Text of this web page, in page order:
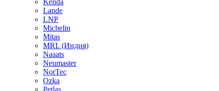
Kenda
Lande
LNP
Michelin
Mitas
MRL (Индия)
Naaats
Neumaster
NorTec
Ozka
Petlas